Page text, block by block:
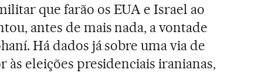
que farão os EUA e Israel ao
antes de mais nada, a vontade
Há dados já sobre uma via de
às eleições presidenciais iranianas,